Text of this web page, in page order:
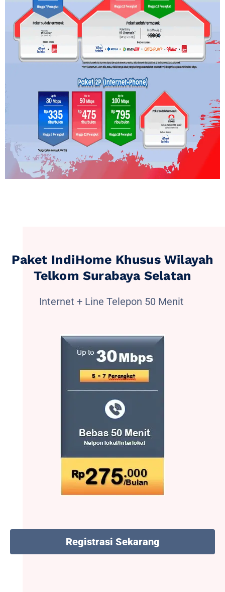
Paket IndiHome Khusus Wilayah
Telkom Surabaya Selatan
Internet + Line Telepon 50 Menit
Registrasi Sekarang